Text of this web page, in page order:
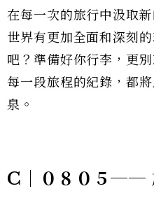
在每一次的旅行中汲取
世界有更加全面和深刻
吧？準備好你行李，更
每一段旅程的紀錄，都
泉。
C｜０８０５──